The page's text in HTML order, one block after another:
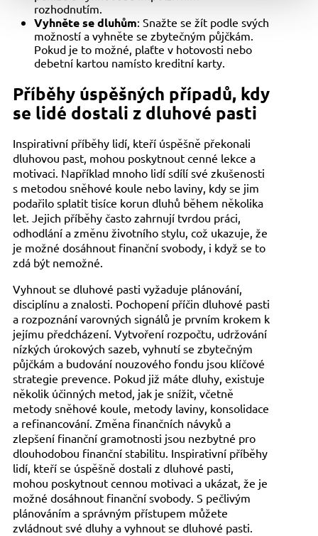
rozhodnutím.
Vyhněte se dluhům: Snažte se žít podle svých
možností a vyhněte se zbytečným půjčkám.
Pokud je to možné, plaťte v hotovosti nebo
debetní kartou namísto kreditní karty.
Příběhy úspěšných případů, kdy
se lidé dostali z dluhové pasti
Inspirativní příběhy lidí, kteří úspěšně překonali
dluhovou past, mohou poskytnout cenné lekce a
motivaci. Například mnoho lidí sdílí své zkušenosti
s metodou sněhové koule nebo laviny, kdy se jim
podařilo splatit tisíce korun dluhů během několika
let. Jejich příběhy často zahrnují tvrdou práci,
odhodlání a změnu životního stylu, což ukazuje, že
je možné dosáhnout finanční svobody, i když se to
zdá být nemožné.
Vyhnout se dluhové pasti vyžaduje plánování,
disciplínu a znalosti. Pochopení příčin dluhové pasti
a rozpoznání varovných signálů je prvním krokem k
jejímu předcházení. Vytvoření rozpočtu, udržování
nízkých úrokových sazeb, vyhnutí se zbytečným
půjčkám a budování nouzového fondu jsou klíčové
strategie prevence. Pokud již máte dluhy, existuje
několik účinných metod, jak je snížit, včetně
metody sněhové koule, metody laviny, konsolidace
a refinancování. Změna finančních návyků a
zlepšení finanční gramotnosti jsou nezbytné pro
dlouhodobou finanční stabilitu. Inspirativní příběhy
lidí, kteří se úspěšně dostali z dluhové pasti,
mohou poskytnout cennou motivaci a ukázat, že je
možné dosáhnout finanční svobody. S pečlivým
plánováním a správným přístupem můžete
zvládnout své dluhy a vyhnout se dluhové pasti.